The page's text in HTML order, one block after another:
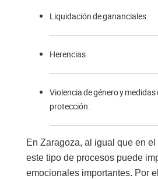
Liquidación de gananciales.
Herencias.
Violencia de género y medidas
protección.
En Zaragoza, al igual que en
este tipo de procesos puede
emocionales importantes. Por